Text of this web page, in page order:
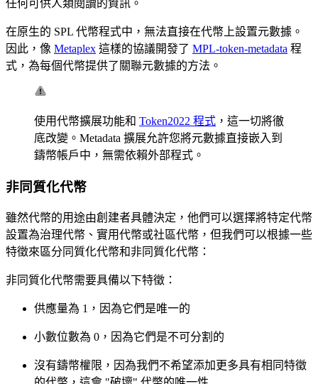
任何可供人類閱讀的資訊。
在原生的 SPL 代幣程式中，無法直接在代幣上設置元數據。
因此，像 Metaplex 這樣的協議開發了 MPL-token-metadata 程
式，為每個代幣提供了關聯元數據的方法。
使用代幣擴展功能和 Token2022 程式 ，這一切將徹
底改變。Metadata 擴展允許您將元數據直接嵌入到
鑄幣帳戶中，無需依賴外部程式。
非同質化代幣
雖然代幣的用途由創建者具體決定，他們可以選擇將特定代幣
設置為治理代幣、實用代幣或社區代幣，但我們可以根據一些
特徵來區分同質化代幣和非同質化代幣：
非同質化代幣需要具備以下特徵：
供應量為 1，因為它們是唯一的
小數位數為 0，因為它們是不可分割的
沒有鑄幣權限，因為我們不希望添加更多具有相同特徵